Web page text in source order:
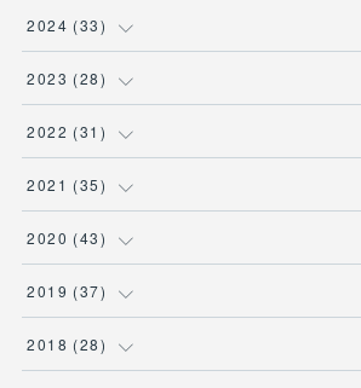
(1)
(2)
( 1 )
(5)
(3)
(2 )
( 4)
2024 (33)
(5)
(1 )
(2)
( 6 )
2023 (28)
(3 )
(2)
(2)
(3)
2022 (31 )
(1)
(3)
(3)
(2 )
2021 (35)
(1)
(4)
(1)
2020 (43)
(3)
(4)
2019 (37)
(4)
2018 (28)